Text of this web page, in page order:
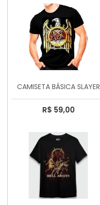
CAMISETA BÁSICA SLAYER
R$ 59,00